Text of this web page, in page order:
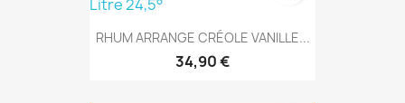
RHUM ARRANGE CRÉOLE VANILLE...
34,90 €